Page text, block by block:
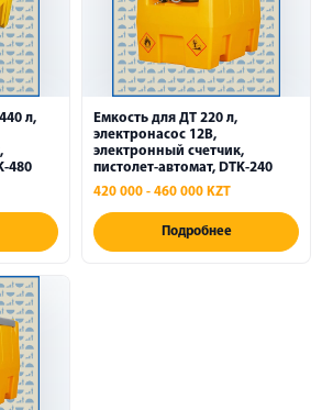
л,
480
Емкость для ДТ 220 л,
электронасос 12В,
электронный счетчик,
пистолет-автомат, DTK-240
420 000 - 460 000 KZT
Подробнее